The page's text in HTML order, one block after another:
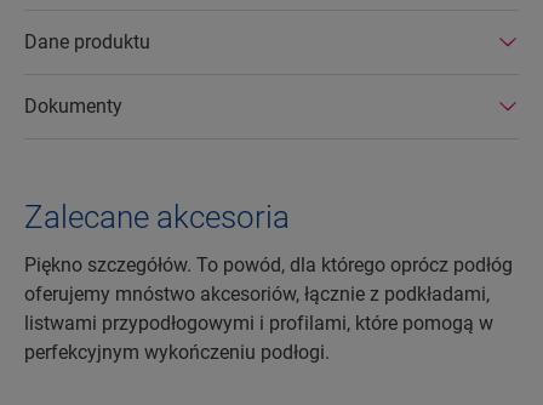
usuwać.
Dane produktu
Dokumenty
Zalecane akcesoria
Piękno szczegółów. To powód, dla którego oprócz podłóg
oferujemy mnóstwo akcesoriów, łącznie z podkładami,
listwami przypodłogowymi i profilami, które pomogą w
perfekcyjnym wykończeniu podłogi.